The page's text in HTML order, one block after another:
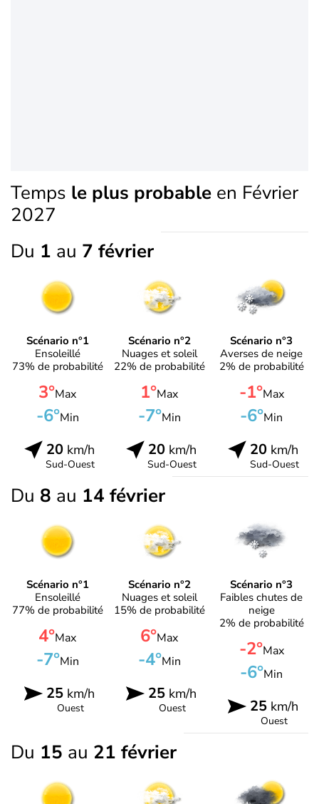
Temps le plus probable en Février
2027
Du 1 au 7 février
Scénario n°1
Ensoleillé
73% de probabilité
3°Max
-6°Min
20km/h
Sud-Ouest
Scénario n°2
Nuages et soleil
22% de probabilité
1°Max
-7°Min
20km/h
Sud-Ouest
Scénario n°3
Averses de neige
2% de probabilité
-1°Max
-6°Min
20 km/h
Sud-Ouest
Du 8 au 14 février
Scénario n°1
Ensoleillé
77% de probabilité
4°Max
-7°Min
25km/h
Ouest
Scénario n°2
Nuages et soleil
15% de probabilité
6°Max
-4°Min
25km/h
Ouest
Scénario n°3
Faibles chutes de
neige
2% de probabilité
-2°Max
-6°Min
25 km/h
Ouest
Du 15 au 21 février